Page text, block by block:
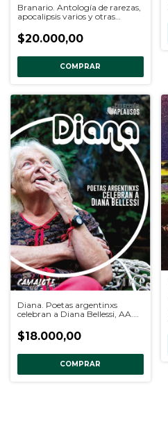
Branario. Antología de rarezas,
apocalipsis varios y otras
$20.000,00
COMPRAR
Diana. Poetas argentinxs
celebran a Diana Bellessi, AA.
$18.000,00
COMPRAR